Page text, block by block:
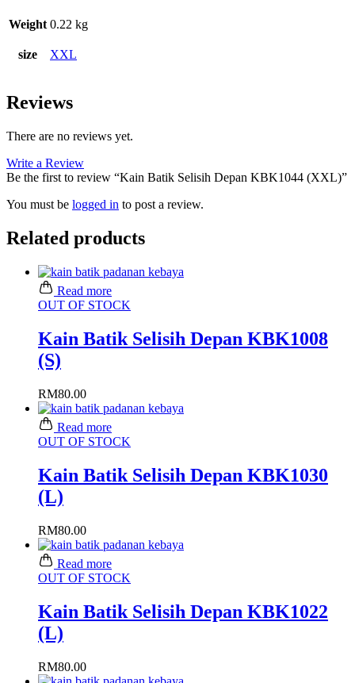
Weight 0.22 kg
size XXL
Reviews
There are no reviews yet.
Write a Review
Be the first to review “Kain Batik Selisih Depan KBK1044 (XXL)”
You must be logged in to post a review.
Related products
Read more
OUT OF STOCK
Kain Batik Selisih Depan KBK1008
(S)
RM80.00
Read more
OUT OF STOCK
Kain Batik Selisih Depan KBK1030
(L)
RM80.00
Read more
OUT OF STOCK
Kain Batik Selisih Depan KBK1022
(L)
RM80.00